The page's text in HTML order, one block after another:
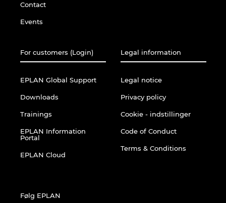
Contact
Events
For customers (Login)
EPLAN Global Support
Downloads
Trainings
EPLAN Information
Portal
EPLAN Cloud
Legal information
Legal notice
Privacy policy
Cookie - indstillinger
Code of Conduct
Terms & Conditions
Følg EPLAN